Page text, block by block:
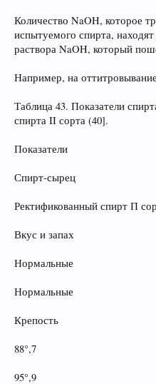
Количество NaOH, которое
испытуемого спирта,
раствора NaOH, который
Например, на
Таблица 43. Показатели
спирта II сорта (40].
Показатели
Спирт-сырец
Ректификованный спирт П
Вкус и запах
Нормальные
Нормальные
Крепость
88°,7
95°,9